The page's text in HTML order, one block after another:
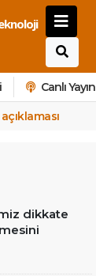
Canlı Yayın
dikkate